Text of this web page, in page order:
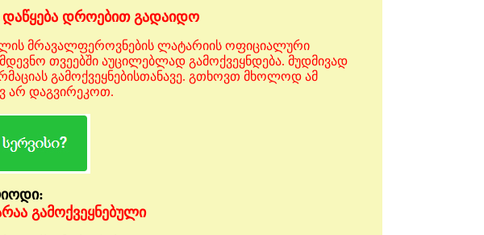
დაწყება დროებით გადაიდო
მრავალფეროვნების ლატარიის ოფიციალური
თვეებში აუცილებლად გამოქვეყნდება. მუდმივად
გამოქვეყნებისთანავე. გთხოვთ მხოლოდ ამ
არ დაგვირეკოთ.
გამოქვეყნებული